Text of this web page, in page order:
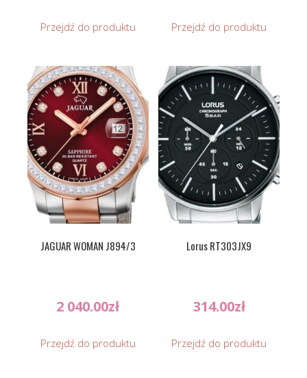
Przejdź do produktu Przejdź do produktu
JAGUAR WOMAN J894/3
2 040.00zł
Przejdź do produktu
Lorus RT303JX9
314.00zł
Przejdź do produktu